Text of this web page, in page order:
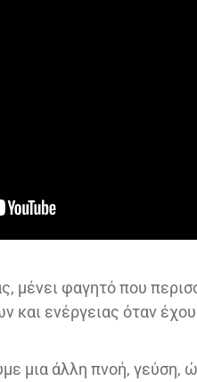
μένει φαγητό που
και ενέργειας όταν
μια άλλη πνοή, γεύση,